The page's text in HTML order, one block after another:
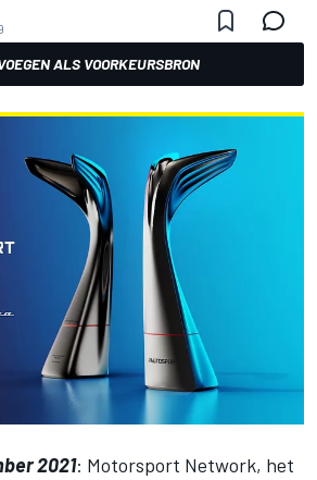
ALS VOORKEURSBRON
2021: Motorsport Network, het